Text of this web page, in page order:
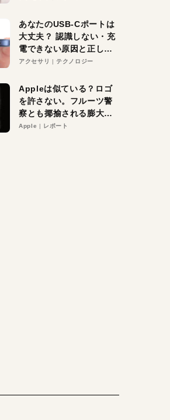
あなたのUSB-Cポートは
大丈夫？ 認識しない・充
電できない原因と正しい
対策
アクセサリ テクノロジー
Appleは似ている？ロゴ
を許さない。フルーツ警
察とも揶揄される膨大な
異議申し立て。対象は非
Apple レポート